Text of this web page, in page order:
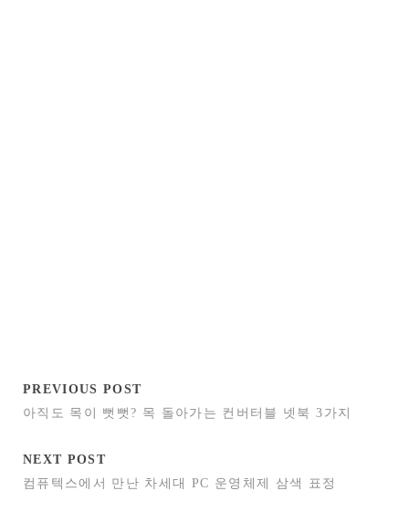
PREVIOUS POST
아직도 목이 뻣뻣? 목 돌아가는 컨버터블 넷북 3가지
NEXT POST
컴퓨텍스에서 만난 차세대 PC 운영체제 삼색 표정